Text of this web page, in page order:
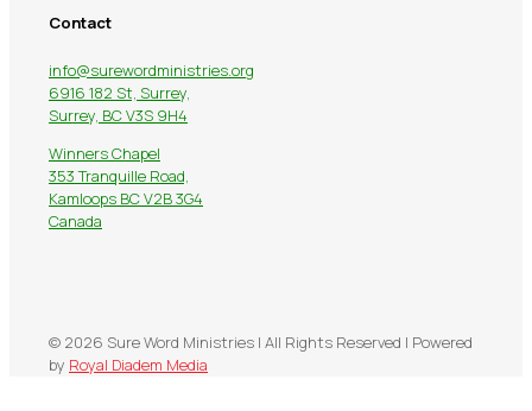
Contact
info@surewordministries.org
6916 182 St, Surrey,
Surrey, BC V3S 9H4
Winners Chapel
353 Tranquille Road,
Kamloops BC V2B 3G4
Canada
© 2026 Sure Word Ministries | All Rights Reserved | Powered
by Royal Diadem Media